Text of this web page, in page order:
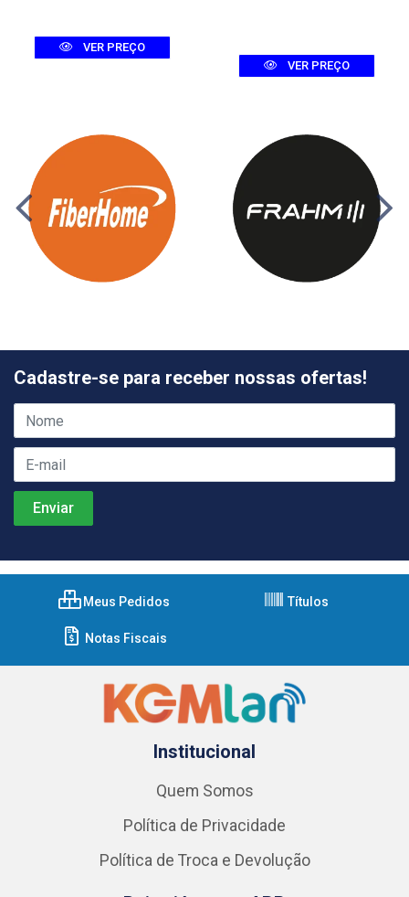
VER PREÇO
VER PREÇO
Cadastre-se para receber nossas ofertas!
Meus Pedidos Títulos
Notas Fiscais
Institucional
Quem Somos
Política de Privacidade
Política de Troca e Devolução